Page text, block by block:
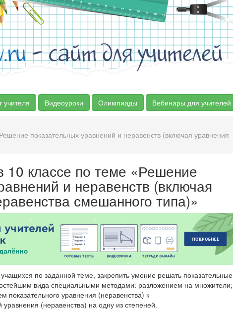
- сайт для учителей
учителя Видеоуроки Олимпиады Вебинары для учителей
показательных уравнений и неравенств (включая уравнения
10 классе по теме «Решение
и неравенств (включая
смешанного типа)»
по заданной теме, закрепить умение решать показательные
вида специальными методами: разложением на множители;
уравнения (неравенства) к
(неравенства) на одну из степеней.